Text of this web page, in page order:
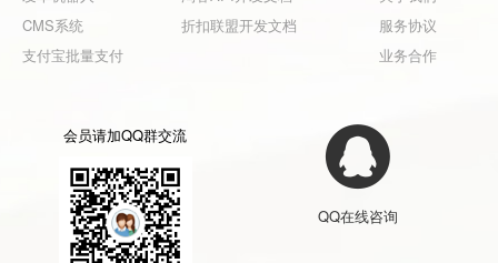
CMS系统
支付宝批量支付
折扣联盟开发文档
服务协议
业务合作
会员请加QQ群交流
QQ在线咨询